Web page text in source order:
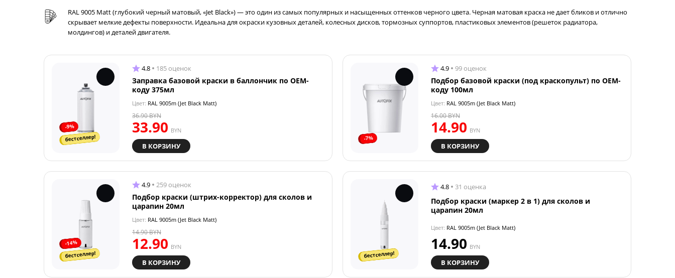
RAL 9005 Matt (глубокий черный матовый, «Jet Black») — это один из самых популярных и насыщенных оттенков черного цвета. Черная матовая краска не дает бликов и отлично
скрывает мелкие дефекты поверхности. Идеальна для окраски кузовных деталей, колесных дисков, тормозных суппортов, пластиковых элементов (решеток радиатора,
молдингов) и деталей двигателя.
-9%
бестселлер!
4.8 185 оценок
Заправка базовой краски в баллончик по OEM-
коду 375мл
Цвет: RAL 9005m (Jet Black Matt)
33.90 BYN
36.90BYN
В КОРЗИНУ
-7%
4.9 99 оценок
Подбор базовой краски (под краскопульт) по OEM-
коду 100мл
Цвет: RAL 9005m (Jet Black Matt)
14.90 BYN
16.00BYN
В КОРЗИНУ
-14%
бестселлер!
4.9 259 оценок
Подбор краски (штрих-корректор) для сколов и
царапин 20мл
Цвет: RAL 9005m (Jet Black Matt)
12.90 BYN
14.90BYN
В КОРЗИНУ
бестселлер!
4.8 31 оценка
Подбор краски (маркер 2 в 1) для сколов и
царапин 20мл
Цвет: RAL 9005m (Jet Black Matt)
14.90 BYN
В КОРЗИНУ